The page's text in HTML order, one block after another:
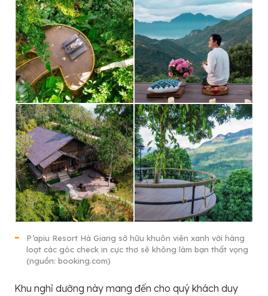
P’apiu Resort Hà Giang sở hữu khuôn viên xanh với hàng
loạt các góc check in cực thơ sẽ không làm bạn thất vọng
(nguồn: booking.com)
Khu nghỉ dưỡng này mang đến cho quý khách duy